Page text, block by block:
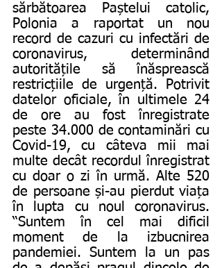
sărbătoarea Paștelui catolic,
Polonia a raportat un nou
record de cazuri cu infectări de
coronavirus, determinând
autoritățile să înăsprească
restricțiile de urgență. Potrivit
datelor oficiale, în ultimele 24
de ore au fost înregistrate
peste 34.000 de contaminări cu
Covid-19, cu câteva mii mai
multe decât recordul înregistrat
cu doar o zi în urmă. Alte 520
de persoane și-au pierdut viața
în lupta cu noul coronavirus.
“Suntem în cel mai dificil
moment de la izbucnirea
pandemiei. Suntem la un pas